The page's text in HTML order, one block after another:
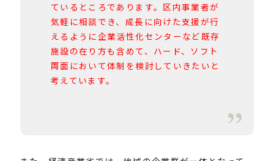
ているところであります。区内事業者が
気軽に相談でき、成長に向けた支援が行
えるように企業活性化センターなど既存
施設の在り方も含めて、ハード、ソフト
両面において体制を検討していきたいと
考えています。